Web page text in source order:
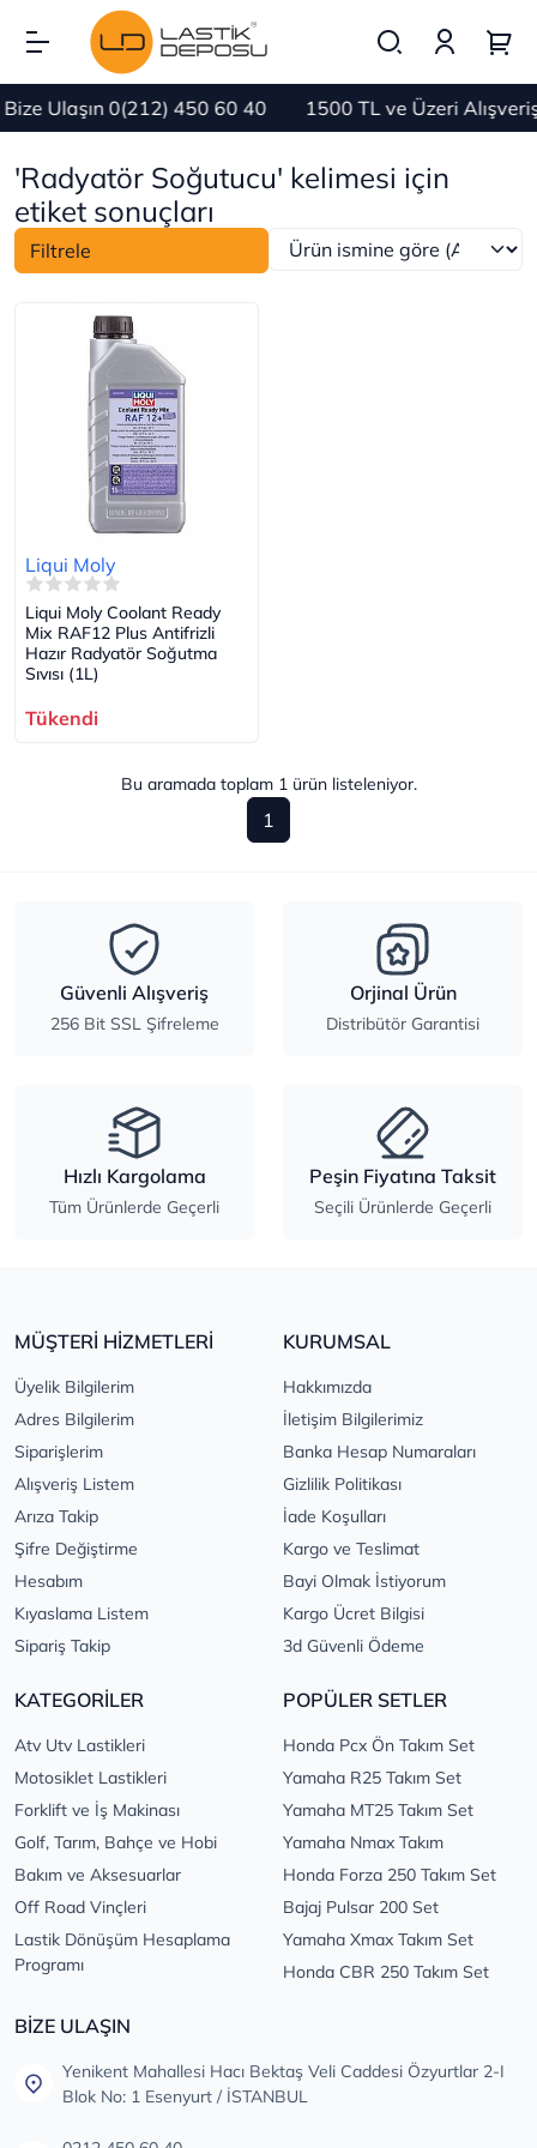
Ulaşın 0(212) 450 60 40 1500 TL ve Üzeri
'Radyatör Soğutucu' kelimesi için
etiket sonuçları
Filtrele
Liqui Moly
Liqui Moly Coolant Ready
Mix RAF12 Plus Antifrizli
Hazır Radyatör Soğutma
Sıvısı (1L)
Tükendi
Bu aramada toplam 1ürün listeleniyor.
1
Güvenli Alışveriş
256 Bit SSL Şifreleme
Orjinal Ürün
Distribütör Garantisi
Hızlı Kargolama
Tüm Ürünlerde Geçerli
Peşin Fiyatına Taksit
Seçili Ürünlerde Geçerli
MÜŞTERİ HİZMETLERİ
Üyelik Bilgilerim
Adres Bilgilerim
Siparişlerim
Alışveriş Listem
Arıza Takip
Şifre Değiştirme
Hesabım
Kıyaslama Listem
Sipariş Takip
KURUMSAL
Hakkımızda
İletişim Bilgilerimiz
Banka Hesap Numaraları
Gizlilik Politikası
İade Koşulları
Kargo ve Teslimat
Bayi Olmak İstiyorum
Kargo Ücret Bilgisi
3d Güvenli Ödeme
KATEGORİLER
Atv Utv Lastikleri
Motosiklet Lastikleri
Forklift ve İş Makinası
Golf, Tarım, Bahçe ve Hobi
Bakım ve Aksesuarlar
Off Road Vinçleri
Lastik Dönüşüm Hesaplama
Programı
POPÜLER SETLER
Honda Pcx Ön Takım Set
Yamaha R25 Takım Set
Yamaha MT25 Takım Set
Yamaha Nmax Takım
Honda Forza 250 Takım Set
Bajaj Pulsar 200 Set
Yamaha Xmax Takım Set
Honda CBR 250 Takım Set
BİZE ULAŞIN
Yenikent Mahallesi Hacı Bektaş Veli Caddesi Özyurtlar 2-I
Blok No: 1 Esenyurt / İSTANBUL